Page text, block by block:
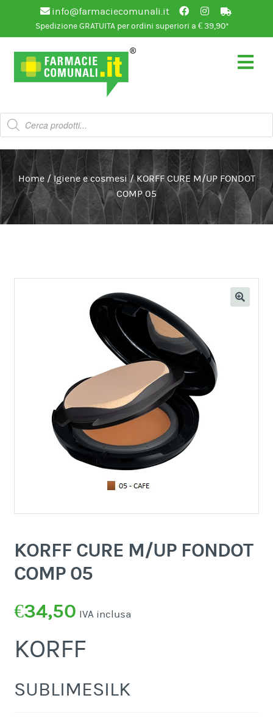
info@farmaciecomunali.it
Spedizione GRATUITA per ordini superiori a € 39,90*
Vai
alla
navigazione
Vai
al
contenuto
Products
search
Home /Igiene e cosmesi /KORFF CURE M/UP FONDOT
COMP 05
KORFF CURE M/UP FONDOT
COMP 05
€34,50 IVA inclusa
KORFF
SUBLIMESILK